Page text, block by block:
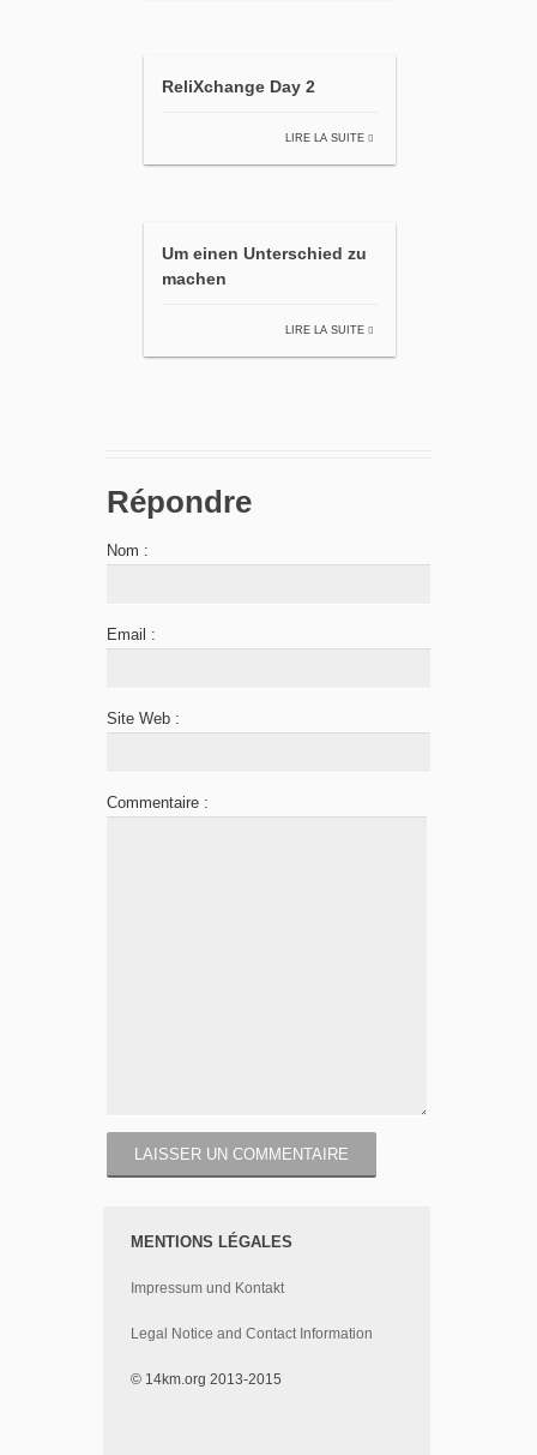
ReliXchange Day 2
LIRE LA SUITE
Um einen Unterschied zu
machen
LIRE LA SUITE
Répondre
Nom :
Email :
Site Web :
Commentaire :
MENTIONS LÉGALES
Impressum und Kontakt
Legal Notice and Contact Information
© 14km.org 2013-2015